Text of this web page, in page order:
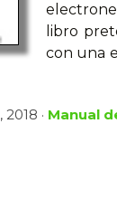
libro
con una
, 2018 · Manual